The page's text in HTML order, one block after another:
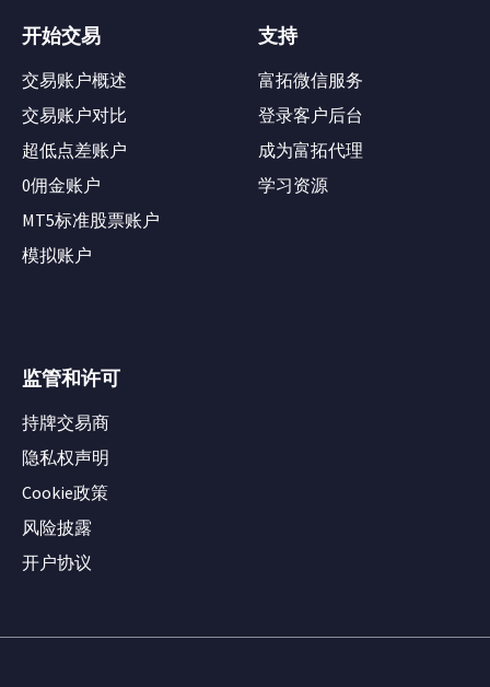
监管和许可
持牌交易商
隐私权声明
Cookie政策
风险披露
开户协议
开始交易
交易账户概述
交易账户对比
超低点差账户
0佣金账户
MT5标准股票账户
模拟账户
支持
富拓微信服务
登录客户后台
成为富拓代理
学习资源